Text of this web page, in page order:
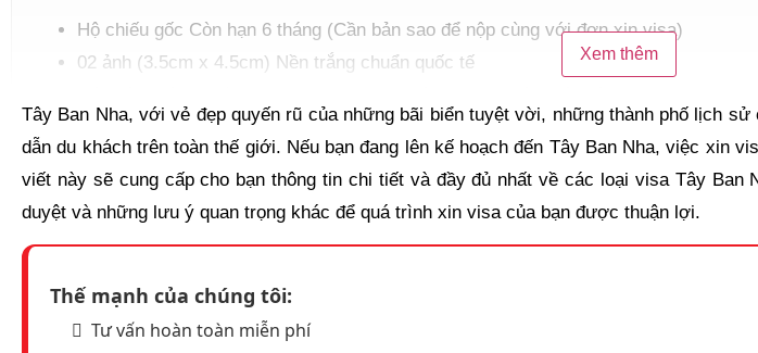
Hộ chiếu gốc Còn hạn 6 tháng (Cần bản sao để nộp cùng với đơn xin visa)
02 ảnh (3.5cm x 4.5cm) Nền trắng chuẩn quốc tế
Sổ hộ khẩu, Chứng minh nhân dân (Bản sao)
Giấy khai sinh (Bản sao)
Giấy chứng nhận kết hôn hoặc ly hôn (nếu có) (Bản sao)
Hợp đồng lao động hoặc quyết định bổ nhiệm
Bảng lương 3 tháng hoặc sao kê lương 3 tháng gần nhất
Xem thêm
Tây Ban Nha, với vẻ đẹp quyến rũ của những bãi biển tuyệt vời, những thành phố lịch
dẫn du khách trên toàn thế giới. Nếu bạn đang lên kế hoạch đến Tây Ban Nha, việc xin
viết này sẽ cung cấp cho bạn thông tin chi tiết và đầy đủ nhất về các loại visa Tây
duyệt và những lưu ý quan trọng khác để quá trình xin visa của bạn được thuận lợi.
Thế mạnh của chúng tôi:
Tư vấn hoàn toàn miễn phí